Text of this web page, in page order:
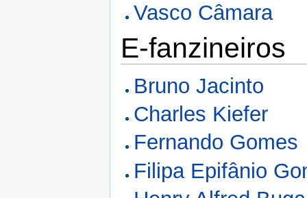
Vasco Câmara
E-fanzineiros
Bruno Jacinto
Charles Kiefer
Fernando Gomes
Filipa Epifânio